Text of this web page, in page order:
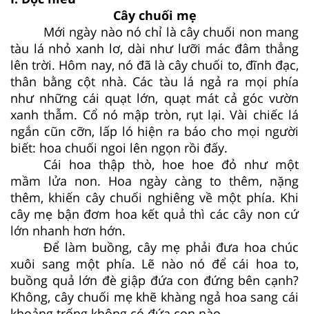
Cây chuối mẹ
Mới ngày nào nó chỉ là cây chuối non mang
tàu lá nhỏ xanh lơ, dài như lưỡi mác đâm thẳng
lên trời. Hôm nay, nó đã là cây chuối to, đĩnh đạc,
thân bằng cột nhà. Các tàu lá ngả ra mọi phía
như những cái quạt lớn, quạt mát cả góc vườn
xanh thẫm. Cổ nó mập tròn, rụt lại. Vài chiếc lá
ngắn cũn cỡn, lấp ló hiện ra báo cho mọi người
biết: hoa chuối ngoi lên ngọn rồi đấy.
Cái hoa thập thò, hoe hoe đỏ như một
mầm lửa non. Hoa ngày càng to thêm, nặng
thêm, khiến cây chuối nghiêng về một phía. Khi
cây mẹ bận đơm hoa kết quả thì các cây non cứ
lớn nhanh hơn hớn.
Để làm buồng, cây mẹ phải đưa hoa chúc
xuôi sang một phía. Lẽ nào nó để cái hoa to,
buồng quả lớn đè giập đứa con đứng bên cạnh?
Không, cây chuối mẹ khẽ khàng ngả hoa sang cái